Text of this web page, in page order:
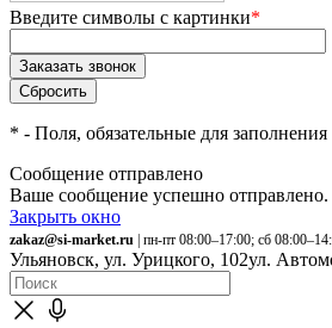
Введите символы с картинки*
* - Поля, обязательные для заполнения
Сообщение отправлено
Ваше сообщение успешно
Закрыть окно
zakaz@si-market.ru | пн-пт 08:00–17:00; сб
Ульяновск, ул. Урицкого, 102ул.